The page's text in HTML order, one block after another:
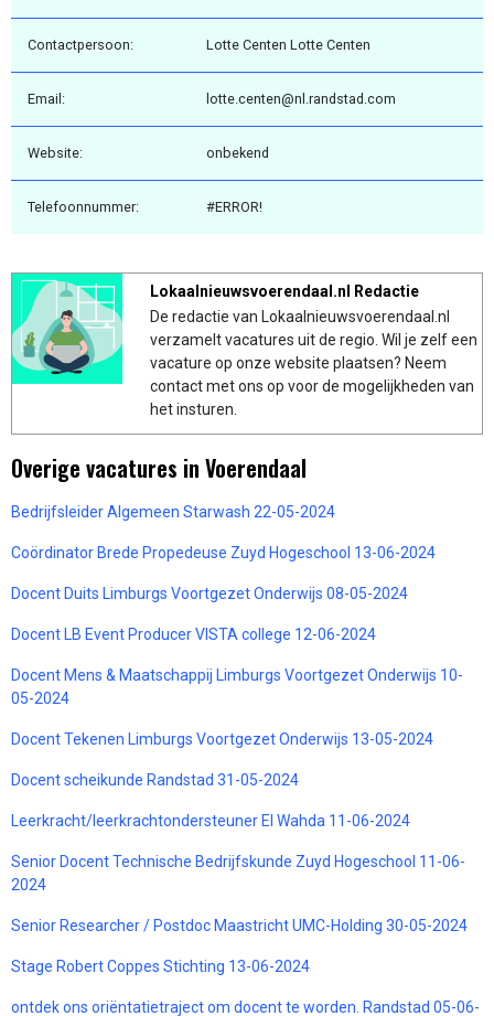
Contactpersoon: Lotte Centen Lotte Centen
Email: lotte.centen@nl.randstad.com
Website: onbekend
Telefoonnummer: #ERROR!
Lokaalnieuwsvoerendaal.nl Redactie
De redactie van Lokaalnieuwsvoerendaal.nl
verzamelt vacatures uit de regio. Wil je zelf een
vacature op onze website plaatsen? Neem
contact met ons op voor de mogelijkheden van
het insturen.
Overige vacatures in Voerendaal
Bedrijfsleider Algemeen Starwash 22-05-2024
Coördinator Brede Propedeuse Zuyd Hogeschool 13-06-2024
Docent Duits Limburgs Voortgezet Onderwijs 08-05-2024
Docent LB Event Producer VISTA college 12-06-2024
Docent Mens & Maatschappij Limburgs Voortgezet Onderwijs 10-
05-2024
Docent Tekenen Limburgs Voortgezet Onderwijs 13-05-2024
Docent scheikunde Randstad 31-05-2024
Leerkracht/leerkrachtondersteuner El Wahda 11-06-2024
Senior Docent Technische Bedrijfskunde Zuyd Hogeschool 11-06-
2024
Senior Researcher / Postdoc Maastricht UMC-Holding 30-05-2024
Stage Robert Coppes Stichting 13-06-2024
ontdek ons oriëntatietraject om docent te worden. Randstad 05-06-